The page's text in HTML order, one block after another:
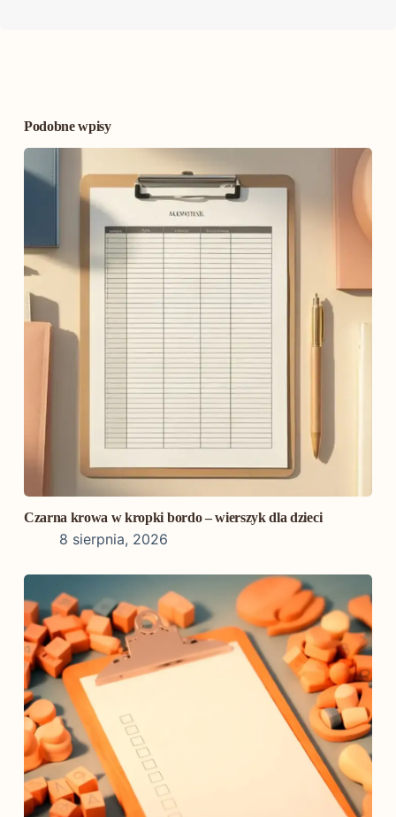
Podobne wpisy
Czarna krowa w kropki bordo – wierszyk dla dzieci
8 sierpnia, 2026